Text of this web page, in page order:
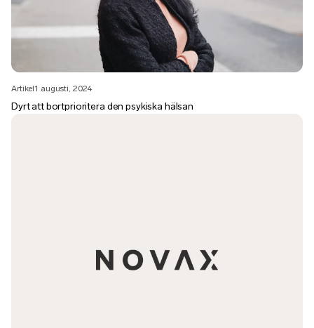
Artikel1 augusti, 2024
Dyrt att bortprioritera den psykiska hälsan